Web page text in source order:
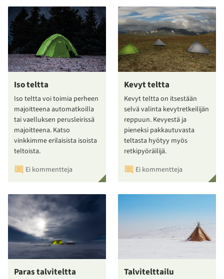
Iso teltta
Iso teltta voi toimia perheen
majoitteena automatkoilla
tai vaelluksen perusleirissä
majoitteena. Katso
vinkkimme erilaisista isoista
teltoista.
Ei kommentteja
Kevyt teltta
Kevyt teltta on itsestään
selvä valinta kevytretkeilijän
reppuun. Kevyestä ja
pieneksi pakkautuvasta
teltasta hyötyy myös
retkipyöräilijä.
Ei kommentteja
Paras talviteltta Talvitelttailu